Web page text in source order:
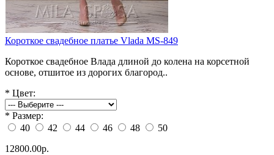
Короткое свадебное платье Vlada MS-849
Короткое свадебное Влада длиной до колена на корсетной
основе, отшитое из дорогих благород..
* Цвет:
* Размер:
40
42 44 46 48
50
12800.00р.